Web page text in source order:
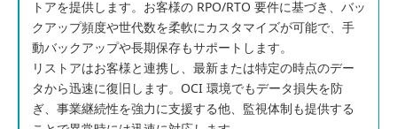
トアを提供します。お客様の RPO/RTO 要件に基づき、バッ
クアップ頻度や世代数を柔軟にカスタマイズが可能で、手
動バックアップや長期保存もサポートします。
リストアはお客様と連携し、最新または特定の時点のデー
タから迅速に復旧します。OCI 環境でもデータ損失を防
ぎ、事業継続性を強力に支援する他、監視体制も提供する